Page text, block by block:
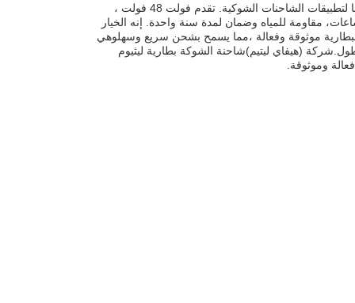
بطارية ليثيوم أيون فوركليفت هي بطارية عالية الأداء مصممة خصيصًا لتطبيقات الشاحنات الشوكية. تقدم فولت 48 فولت ،
درجات حرارة الشحن من -20-60 درجة مئوية ،وقت إعادة الشحن من 2-4 ساعات، مقاومة للمياه وضمان لمدة سنة واحدة. إنه الخيار
البطارية موثوقة وفعالة ،مما يسمح بشحن سريع وسهلوهي
شركة (هيفاي ليتيم)شاحنة الشوكة بطارية ليثيوم
وموثوقة.